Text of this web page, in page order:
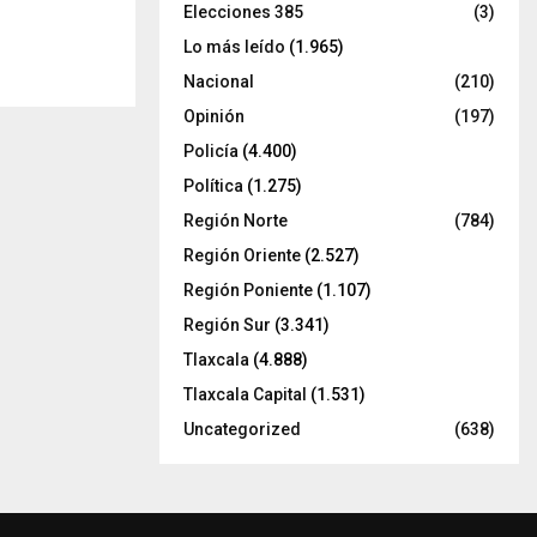
Elecciones 385
(3)
Lo más leído (1.965)
Nacional
(210)
Opinión
(197)
Policía (4.400)
Política (1.275)
Región Norte
(784)
Región Oriente (2.527)
Región Poniente (1.107)
Región Sur (3.341)
Tlaxcala (4.888)
Tlaxcala Capital (1.531)
Uncategorized
(638)